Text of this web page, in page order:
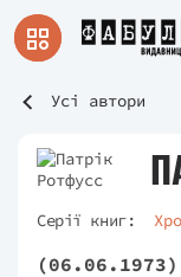
Усі автори
Серії книг: